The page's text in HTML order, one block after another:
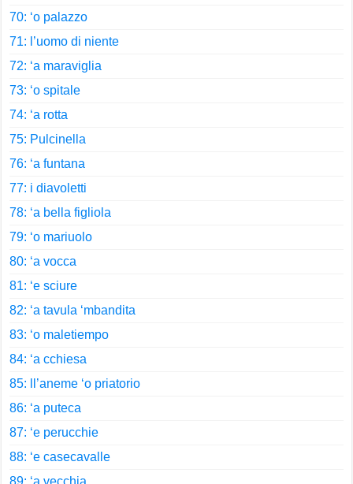
70: ‘o palazzo
71: l’uomo di niente
72: ‘a maraviglia
73: ‘o spitale
74: ‘a rotta
75: Pulcinella
76: ‘a funtana
77: i diavoletti
78: ‘a bella figliola
79: ‘o mariuolo
80: ‘a vocca
81: ‘e sciure
82: ‘a tavula ‘mbandita
83: ‘o maletiempo
84: ‘a cchiesa
85: ll’aneme ‘o priatorio
86: ‘a puteca
87: ‘e perucchie
88: ‘e casecavalle
89: ‘a vecchia